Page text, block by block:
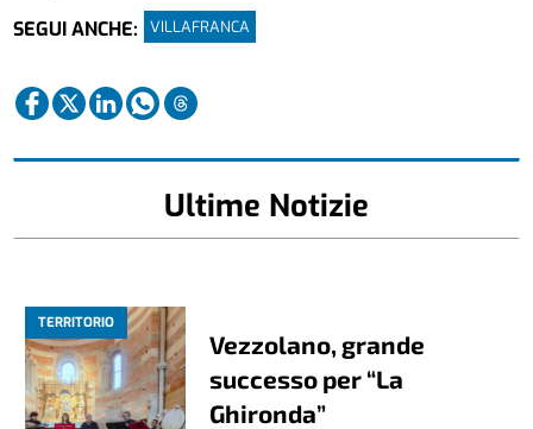
SEGUI ANCHE:
VILLAFRANCA
Ultime Notizie
TERRITORIO
Vezzolano, grande
successo per “La
Ghironda”